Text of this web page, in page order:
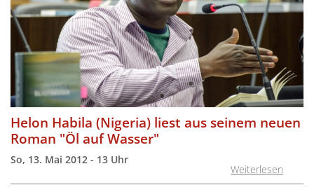
Helon Habila (Nigeria) liest aus seinem neuen
Roman "Öl auf Wasser"
So, 13. Mai 2012 - 13 Uhr
Weiterlesen